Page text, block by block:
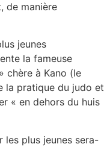
de manière
jeunes
la fameuse
chère à Kano (le
la pratique du judo et
« en dehors du huis
les plus jeunes sera-